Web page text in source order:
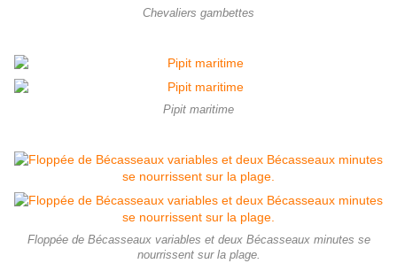
Chevaliers gambettes
Pipit maritime
Floppée de Bécasseaux variables et deux Bécasseaux minutes se
nourrissent sur la plage.